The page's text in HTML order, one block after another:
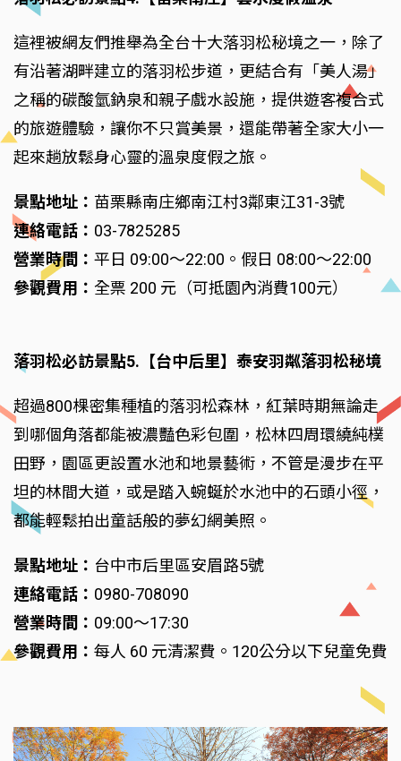
這裡被網友們推舉為全台十大落羽松秘境之一，除了
有沿著湖畔建立的落羽松步道，更結合有「美人湯」
之稱的碳酸氫鈉泉和親子戲水設施，提供遊客複合式
的旅遊體驗，讓你不只賞美景，還能帶著全家大小一
起來趟放鬆身心靈的溫泉度假之旅。
景點地址： 苗栗縣南庄鄉南江村3鄰東江31-3號
連絡電話： 03-7825285
營業時間： 平日 09:00～22:00。假日 08:00～22:00
參觀費用： 全票 200 元（可抵園內消費100元）
落羽松必訪景點5.【台中后里】泰安羽粼落羽松秘境
超過800棵密集種植的落羽松森林，紅葉時期無論走
到哪個角落都能被濃豔色彩包圍，松林四周環繞純樸
田野，園區更設置水池和地景藝術，不管是漫步在平
坦的林間大道，或是踏入蜿蜒於水池中的石頭小徑，
都能輕鬆拍出童話般的夢幻網美照。
景點地址： 台中市后里區安眉路5號
連絡電話： 0980-708090
營業時間： 09:00～17:30
參觀費用： 每人 60 元清潔費。120公分以下兒童免費